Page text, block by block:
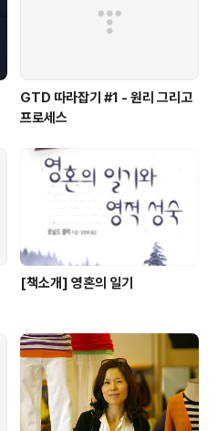
GTD 따라잡기 #1 - 원리 그리고
프로세스
[책소개] 영혼의 일기